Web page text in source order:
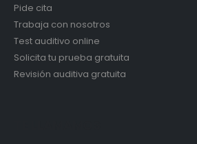
Pide cita
Trabaja con nosotros
Test auditivo online
Solicita tu prueba gratuita
Revisión auditiva gratuita